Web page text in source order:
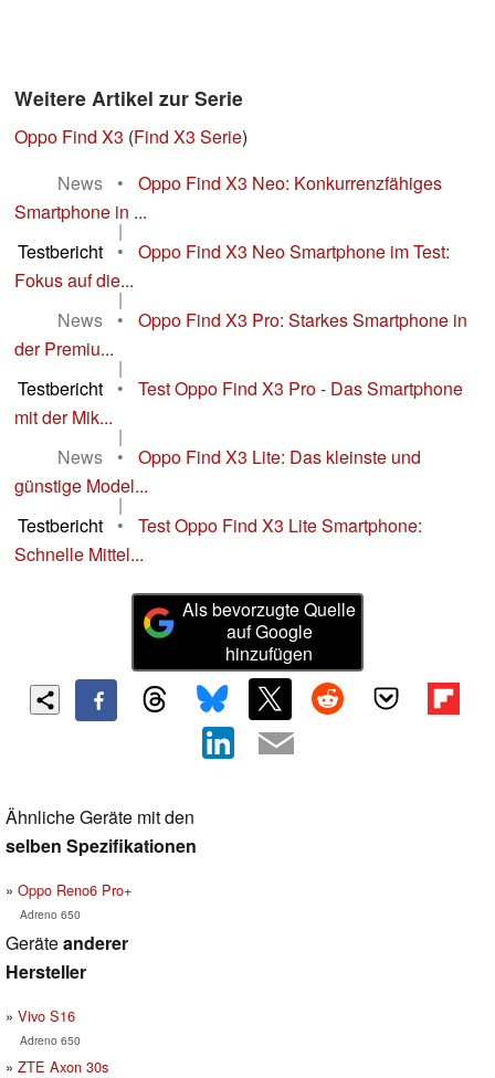
Weitere Artikel zur Serie
Oppo Find X3 (Find X3 Serie)
News
•
Oppo Find X3 Neo: Konkurrenzfähiges
Smartphone in ...
|
Testbericht
•
Oppo Find X3 Neo Smartphone im Test:
Fokus auf die...
|
News
•
Oppo Find X3 Pro: Starkes Smartphone in
der Premiu...
|
Testbericht
•
Test Oppo Find X3 Pro - Das Smartphone
mit der Mik...
|
News
•
Oppo Find X3 Lite: Das kleinste und
günstige Model...
|
Testbericht
•
Test Oppo Find X3 Lite Smartphone:
Schnelle Mittel...
Als bevorzugte Quelle
auf Google
hinzufügen
Ähnliche Geräte mit den
selben Spezifikationen
Oppo Reno6 Pro+
Adreno 650
Geräteanderer
Hersteller
Vivo S16
Adreno 650
ZTE Axon 30s